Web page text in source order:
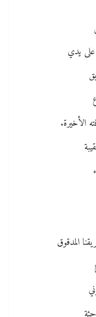
يدي
الأخيرة.
المدقوق